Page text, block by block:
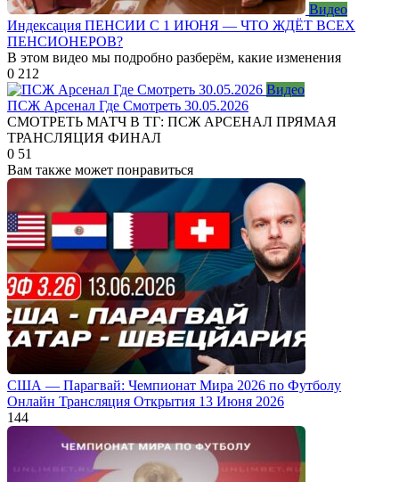
Видео
Индексация ПЕНСИИ С 1 ИЮНЯ — ЧТО ЖДЁТ ВСЕХ
ПЕНСИОНЕРОВ?
В этом видео мы подробно разберём, какие изменения
0 212
Видео
ПСЖ Арсенал Где Смотреть 30.05.2026
СМОТРЕТЬ МАТЧ В ТГ: ПСЖ АРСЕНАЛ ПРЯМАЯ
ТРАНСЛЯЦИЯ ФИНАЛ
0 51
Вам также может понравиться
США — Парагвай: Чемпионат Мира 2026 по Футболу
Онлайн Трансляция Открытия 13 Июня 2026
144